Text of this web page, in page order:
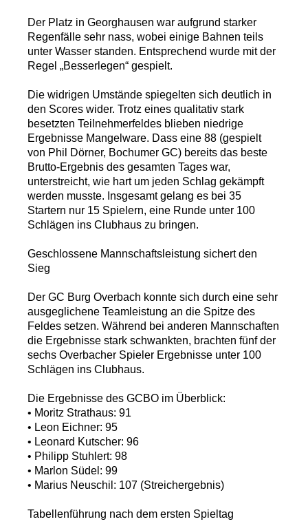
Der Platz in Georghausen war aufgrund starker
Regenfälle sehr nass, wobei einige Bahnen teils
unter Wasser standen. Entsprechend wurde mit der
Regel „Besserlegen“ gespielt.
Die widrigen Umstände spiegelten sich deutlich in
den Scores wider. Trotz eines qualitativ stark
besetzten Teilnehmerfeldes blieben niedrige
Ergebnisse Mangelware. Dass eine 88 (gespielt
von Phil Dörner, Bochumer GC) bereits das beste
Brutto-Ergebnis des gesamten Tages war,
unterstreicht, wie hart um jeden Schlag gekämpft
werden musste. Insgesamt gelang es bei 35
Startern nur 15 Spielern, eine Runde unter 100
Schlägen ins Clubhaus zu bringen.
Geschlossene Mannschaftsleistung sichert den
Sieg
Der GC Burg Overbach konnte sich durch eine sehr
ausgeglichene Teamleistung an die Spitze des
Feldes setzen. Während bei anderen Mannschaften
die Ergebnisse stark schwankten, brachten fünf der
sechs Overbacher Spieler Ergebnisse unter 100
Schlägen ins Clubhaus.
Die Ergebnisse des GCBO im Überblick:
• Moritz Strathaus: 91
• Leon Eichner: 95
• Leonard Kutscher: 96
• Philipp Stuhlert: 98
• Marlon Südel: 99
• Marius Neuschil: 107 (Streichergebnis)
Tabellenführung nach dem ersten Spieltag